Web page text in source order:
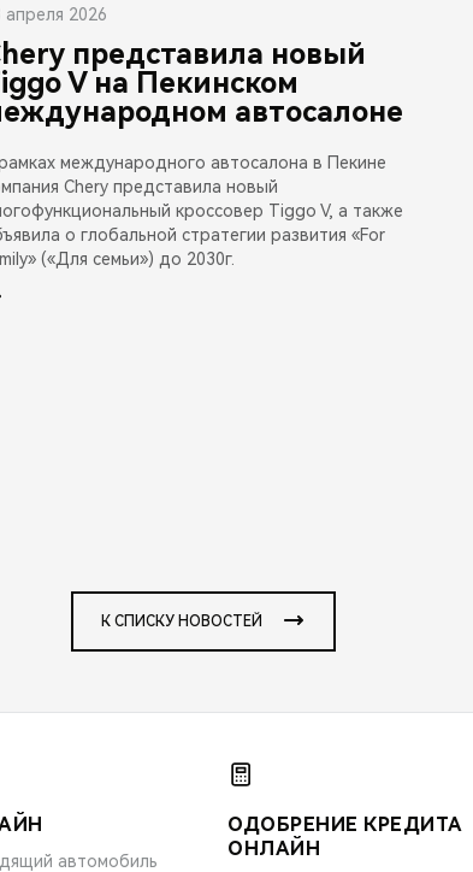
апреля 2026
представила новый
V на Пекинском
автосалоне
международного автосалона в Пекине
Chery представила новый
кроссовер Tiggo V, а также
о глобальной стратегии развития «For
(«Для семьи») до 2030г.
К СПИСКУ НОВОСТЕЙ
автомобиль
ОДОБРЕНИЕ КРЕДИТА
ОНЛАЙН